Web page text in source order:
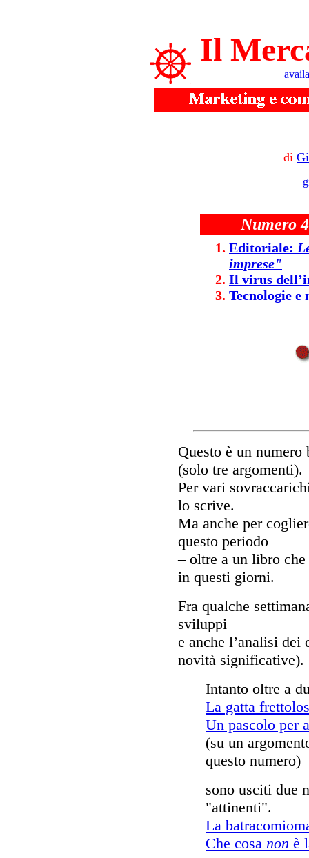
Il
di
Numero
Editoriale:
imprese"
Il virus
Tecnologie e
Questo è un
(solo tre argomenti).
Per vari
lo scrive.
Ma anche per
questo periodo
– oltre a un libro
in questi giorni.
Fra qualche
sviluppi
e anche l’analisi dei
novità significative).
Intanto oltre a
La gatta
Un pascolo per
(su un
questo numero)
sono usciti due
"attinenti".
La
Che cosa non è